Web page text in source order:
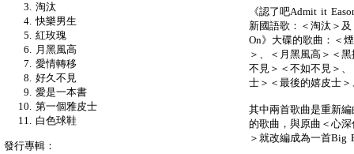
《認了吧Admit it
新國語歌：＜淘汰＞
On》大碟的歌曲：＜
＞、＜月黑風高＞＜
不見＞＜不如不見＞
士＞＜最後的嬉皮士
其中兩首歌曲是重新
的歌曲，與原曲＜心
＞就改編成為一首Big
淘汰
快樂男生
紅玫瑰
月黑風高
愛情轉移
好久不見
愛是一本書
第一個雅皮士
白色球鞋
發行專輯：